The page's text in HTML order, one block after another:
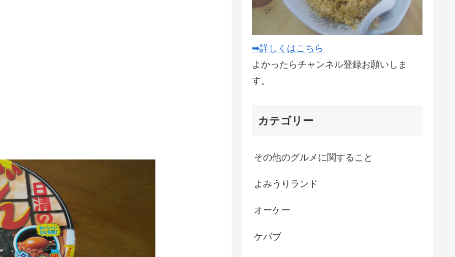
➡詳しくはこちら
よかったらチャンネル登録お願いしま
す。
カテゴリー
その他のグルメに関すること
よみうりランド
オーケー
ケバブ